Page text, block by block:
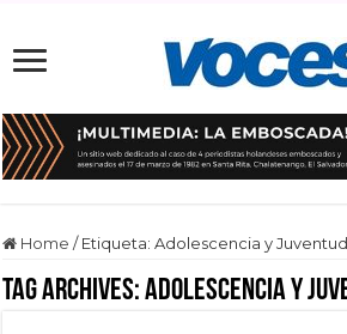
Home / Etiqueta:Adolescencia y Juventud
Tag Archives:Adolescencia y